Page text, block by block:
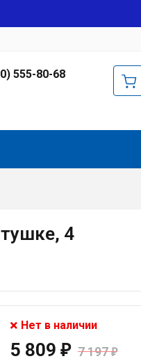
555-80-68
4
Нет в наличии
5 809 ₽ 7 197₽